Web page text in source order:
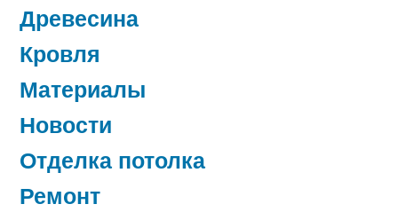
Древесина
Кровля
Материалы
Новости
Отделка потолка
Ремонт